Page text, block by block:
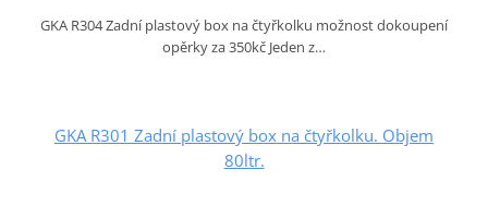
GKA R304 Zadní plastový box na čtyřkolku možnost dokoupení
opěrky za 350kč Jeden z…
GKA R301 Zadní plastový box na čtyřkolku. Objem
80ltr.